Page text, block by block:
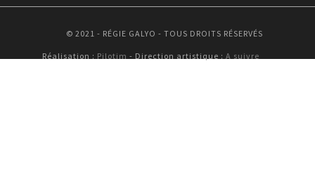
© 2021 - RÉGIE GALYO - TOUS DROITS RÉSERVÉS
Réalisation : Pilotim - Direction artistique : A suivre